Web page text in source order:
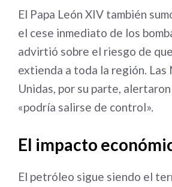
El Papa León XIV también
el cese inmediato de los
advirtió sobre el riesgo de
extienda a toda la región. Las
Unidas, por su parte,
«podría salirse de control».
El impacto
El petróleo sigue siendo el